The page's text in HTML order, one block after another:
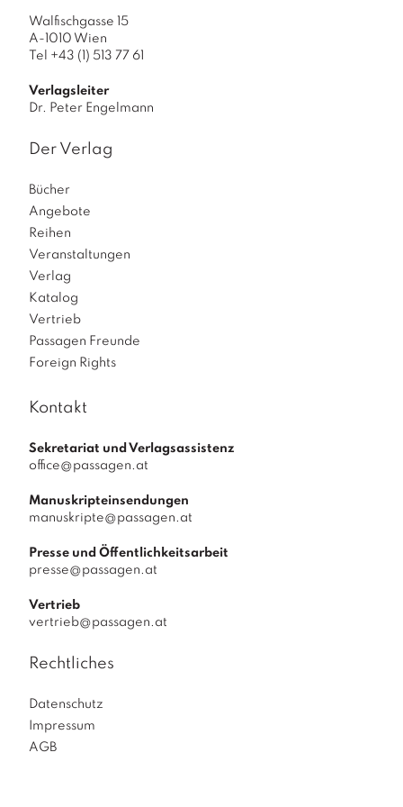
e
g
Walfischgasse 15
A-1010 Wien
Tel +43 (1) 513 77 61
Verlagsleiter
Dr. Peter Engelmann
Der Verlag
Bücher
Angebote
Reihen
Veranstaltungen
Verlag
Katalog
Vertrieb
Passagen Freunde
Foreign Rights
Kontakt
Sekretariat und Verlagsassistenz
office@passagen.at
Manuskripteinsendungen
manuskripte@passagen.at
Presse und Öffentlichkeitsarbeit
presse@passagen.at
Vertrieb
vertrieb@passagen.at
Rechtliches
Datenschutz
Impressum
AGB